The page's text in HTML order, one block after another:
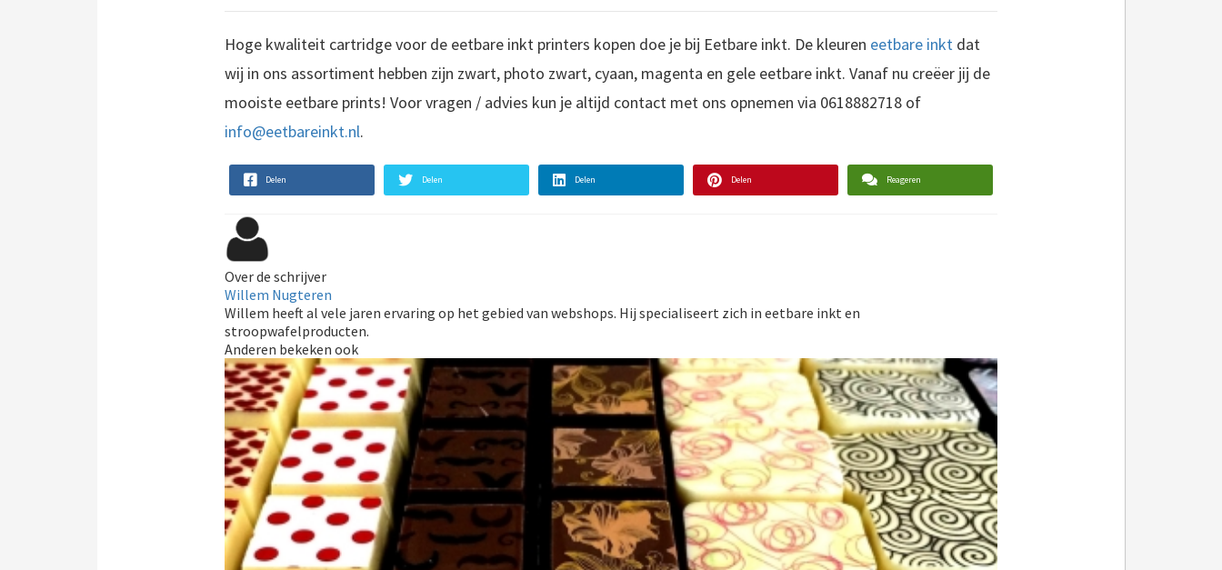
Hoge kwaliteit cartridge voor de eetbare inkt printers kopen doe je bij Eetbare inkt. De kleuren eetbare inkt dat
wij in ons assortiment hebben zijn zwart, photo zwart, cyaan, magenta en gele eetbare inkt. Vanaf nu creëer jij de
mooiste eetbare prints! Voor vragen / advies kun je altijd contact met ons opnemen via 0618882718 of
info@eetbareinkt.nl.
Delen Delen Delen Delen Reageren
Over de schrijver
Willem Nugteren
Willem heeft al vele jaren ervaring op het gebied van webshops. Hij specialiseert zich in eetbare inkt en
stroopwafelproducten.
Anderen bekeken ook